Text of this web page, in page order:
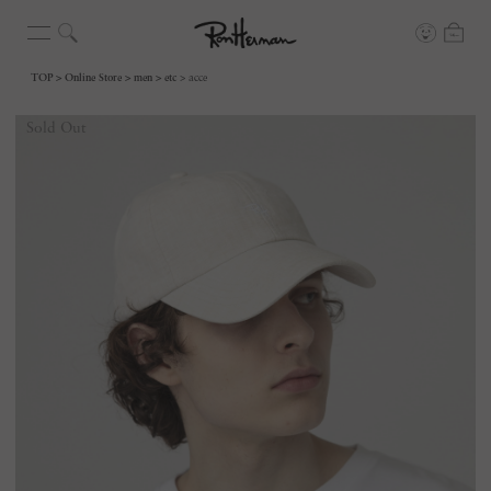
TOP Online Store men etc acce
Sold Out